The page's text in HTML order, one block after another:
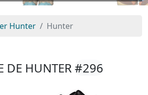
Hunter Hunter
DE HUNTER#296